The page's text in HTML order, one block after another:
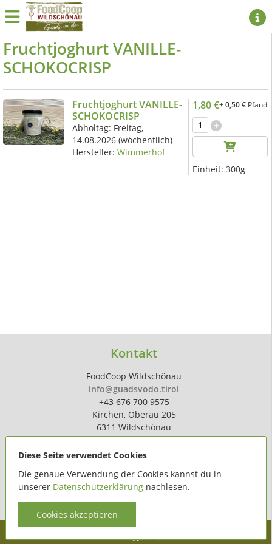
Fruchtjoghurt VANILLE-
SCHOKOCRISP
Fruchtjoghurt VANILLE-
SCHOKOCRISP
Abholtag: Freitag,
14.08.2026(wöchentlich)
Hersteller: Wimmerhof
1,80 €+0,50 €Pfand
Einheit: 300g
Kontakt
FoodCoop Wildschönau
info@guadsvodo.tirol
+43 676 700 9575
Kirchen, Oberau 205
6311 Wildschönau
powered byhoferdigital.at
Diese Seite verwendet Cookies
Die genaue Verwendung der Cookies kannst du in
unserer Datenschutzerklärungnachlesen.
Cookies akzeptieren